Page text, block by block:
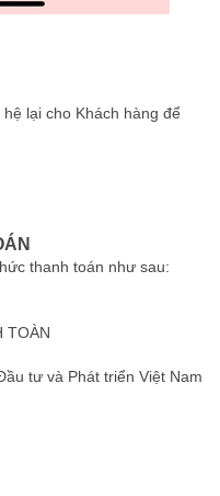
lại cho Khách hàng để
thanh toán như sau:
TOÀN
tư và Phát triển Việt Nam